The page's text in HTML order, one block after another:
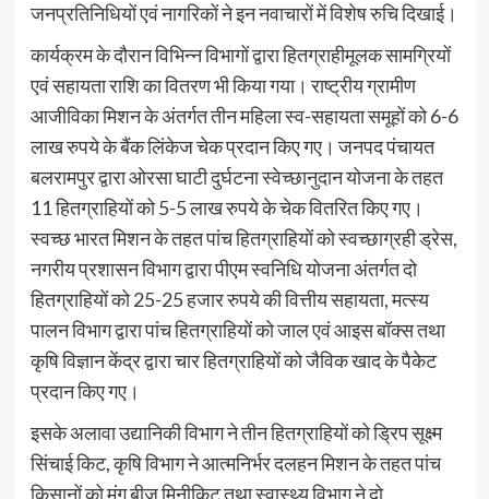
जनप्रतिनिधियों एवं नागरिकों ने इन नवाचारों में विशेष रुचि दिखाई।
कार्यक्रम के दौरान विभिन्न विभागों द्वारा हितग्राहीमूलक सामग्रियों
एवं सहायता राशि का वितरण भी किया गया। राष्ट्रीय ग्रामीण
आजीविका मिशन के अंतर्गत तीन महिला स्व-सहायता समूहों को 6-6
लाख रुपये के बैंक लिंकेज चेक प्रदान किए गए। जनपद पंचायत
बलरामपुर द्वारा ओरसा घाटी दुर्घटना स्वेच्छानुदान योजना के तहत
11 हितग्राहियों को 5-5 लाख रुपये के चेक वितरित किए गए।
स्वच्छ भारत मिशन के तहत पांच हितग्राहियों को स्वच्छाग्रही ड्रेस,
नगरीय प्रशासन विभाग द्वारा पीएम स्वनिधि योजना अंतर्गत दो
हितग्राहियों को 25-25 हजार रुपये की वित्तीय सहायता, मत्स्य
पालन विभाग द्वारा पांच हितग्राहियों को जाल एवं आइस बॉक्स तथा
कृषि विज्ञान केंद्र द्वारा चार हितग्राहियों को जैविक खाद के पैकेट
प्रदान किए गए।
इसके अलावा उद्यानिकी विभाग ने तीन हितग्राहियों को ड्रिप सूक्ष्म
सिंचाई किट, कृषि विभाग ने आत्मनिर्भर दलहन मिशन के तहत पांच
किसानों को मूंग बीज मिनीकिट तथा स्वास्थ्य विभाग ने दो